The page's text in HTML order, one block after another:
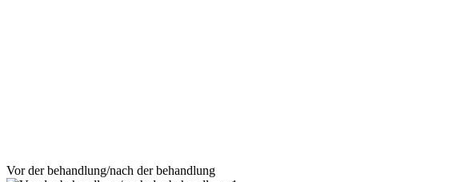
Vor der behandlung/nach der behandlung